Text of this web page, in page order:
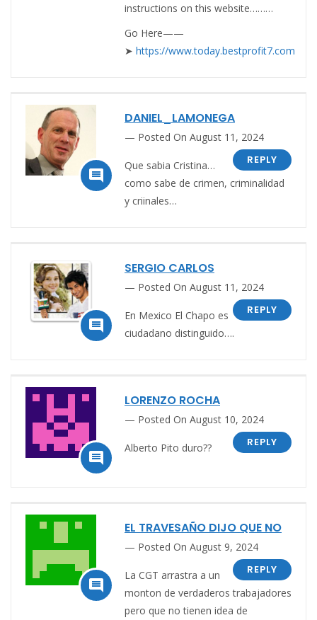
instructions on this website………
Go Here——
➤ https://www.today.bestprofit7.com

DANIEL_LAMONEGA
Posted On August 11, 2024
REPLY
Que sabia Cristina…
como sabe de crimen, criminalidad
y criinales…

SERGIO CARLOS
Posted On August 11, 2024
REPLY
En Mexico El Chapo es
ciudadano distinguido….

LORENZO ROCHA
Posted On August 10, 2024
REPLY
Alberto Pito duro??

EL TRAVESAÑO DIJO QUE NO
Posted On August 9, 2024
REPLY
La CGT arrastra a un
monton de verdaderos trabajadores
pero que no tienen idea de